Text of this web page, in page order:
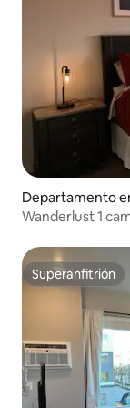
Departamento
Wanderlust 1
Superanfitrión
Superanfitrión